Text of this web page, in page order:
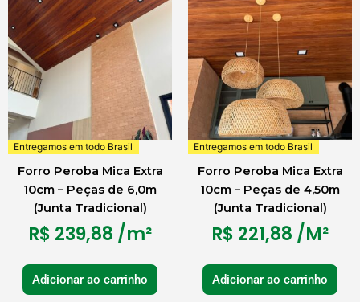
Entregamos em todo Brasil
Forro Peroba Mica Extra
10cm – Peças de 6,0m
(Junta Tradicional)
R$ 239,88 /m²
Adicionar ao carrinho
Entregamos em todo Brasil
Forro Peroba Mica Extra
10cm – Peças de 4,50m
(Junta Tradicional)
R$ 221,88 /M²
Adicionar ao carrinho